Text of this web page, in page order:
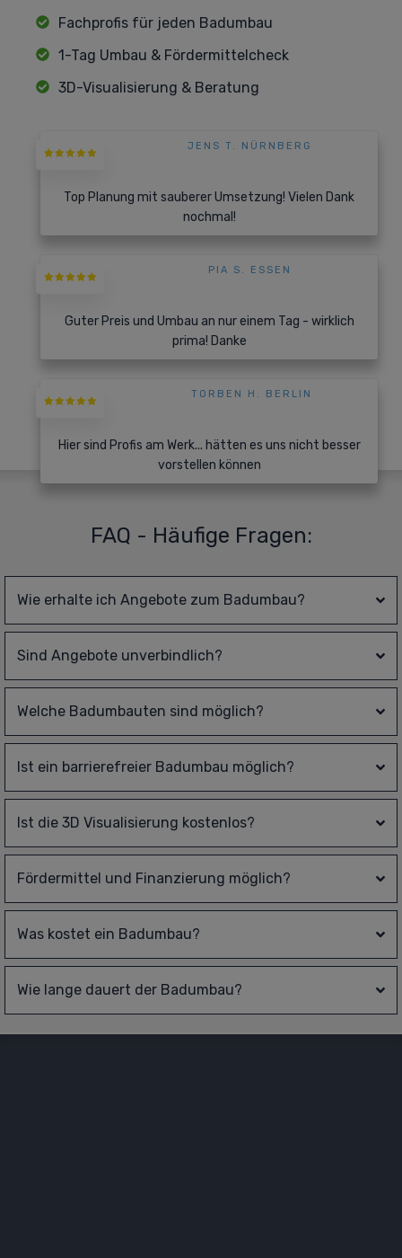
Fachprofis für jeden Badumbau
1-Tag Umbau & Fördermittelcheck
3D-Visualisierung & Beratung
JENS T. NÜRNBERG
Top Planung mit sauberer Umsetzung! Vielen Dank
nochmal!
PIA S. ESSEN
Guter Preis und Umbau an nur einem Tag - wirklich
prima! Danke
TORBEN H. BERLIN
Hier sind Profis am Werk... hätten es uns nicht besser
vorstellen können
FAQ - Häufige Fragen:
Wie erhalte ich Angebote zum Badumbau?
Sind Angebote unverbindlich?
Welche Badumbauten sind möglich?
Ist ein barrierefreier Badumbau möglich?
Ist die 3D Visualisierung kostenlos?
Fördermittel und Finanzierung möglich?
Was kostet ein Badumbau?
Wie lange dauert der Badumbau?